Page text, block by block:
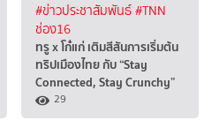
#ข่าวประชาสัมพันธ์#TNN
ช่อง16
ทรู x โก๋แก่ เติมสีสันการเริ่มต้น
ทริปเมืองไทย กับ “Stay
Connected, Stay Crunchy”
29